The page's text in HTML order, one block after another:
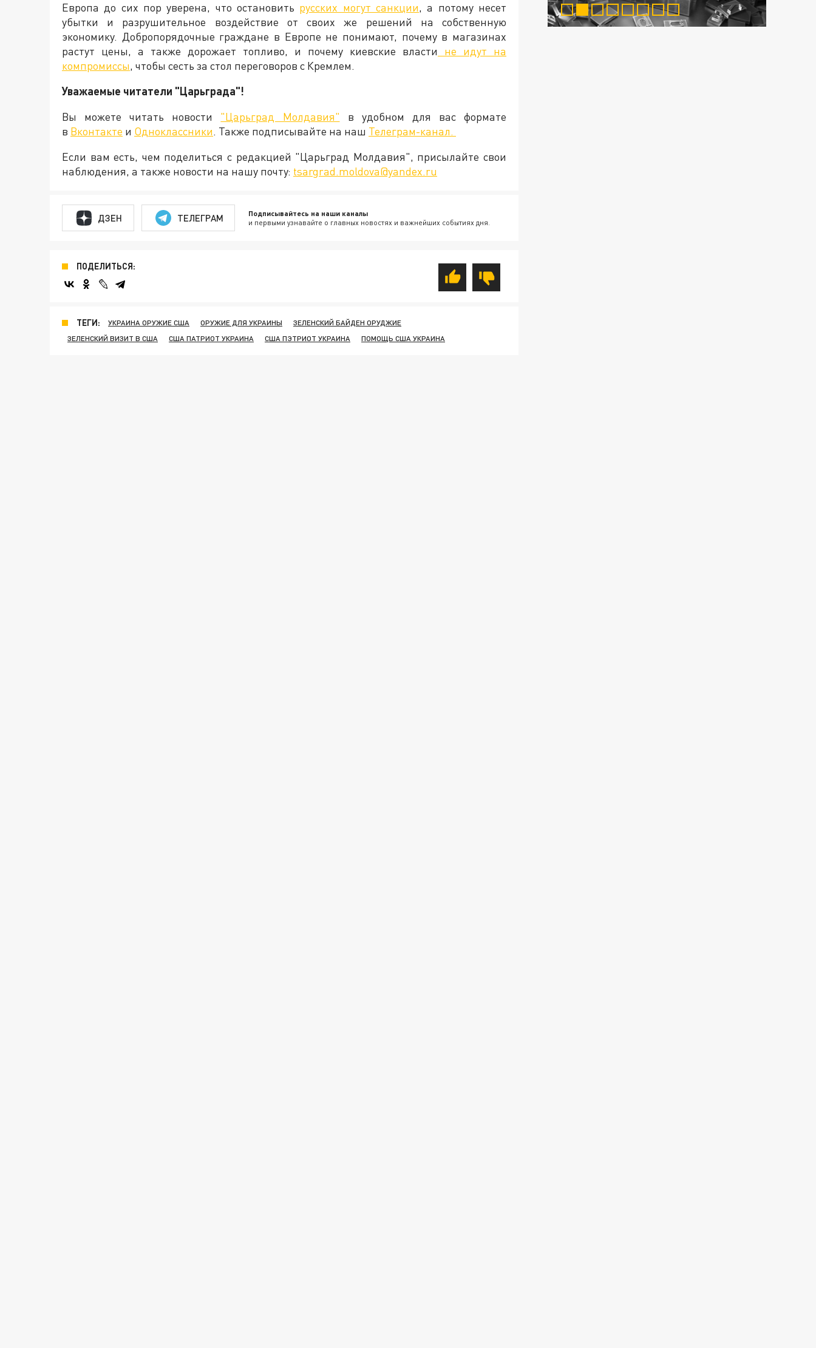
Европа до сих пор уверена, что остановить русских могут санкции, а потому несет
убытки и разрушительное воздействие от своих же решений на собственную
экономику. Добропорядочные граждане в Европе не понимают, почему в магазинах
растут цены, а также дорожает топливо, и почему киевские власти не идут на
компромиссы, чтобы сесть за стол переговоров с Кремлем.
Уважаемые читатели "Царьграда"!
Вы можете читать новости "Царьград Молдавия" в удобном для вас формате
в Вконтакте и Одноклассники. Также подписывайте на наш Телеграм-канал.
Если вам есть, чем поделиться с редакцией "Царьград Молдавия", присылайте свои
наблюдения, а также новости на нашу почту: tsargrad.moldova@yandex.ru
ДЗЕН ТЕЛЕГРАМ Подписывайтесь на наши каналы
и первыми узнавайте о главных новостях и важнейших событиях дня.
ПОДЕЛИТЬСЯ:
ТЕГИ: УКРАИНА ОРУЖИЕ США ОРУЖИЕ ДЛЯ УКРАИНЫ
ЗЕЛЕНСКИЙ БАЙДЕН ОРУДЖИЕ
ЗЕЛЕНСКИЙ ВИЗИТ В США
США ПАТРИОТ УКРАИНА США ПЭТРИОТ УКРАИНА ПОМОЩЬ США УКРАИНА